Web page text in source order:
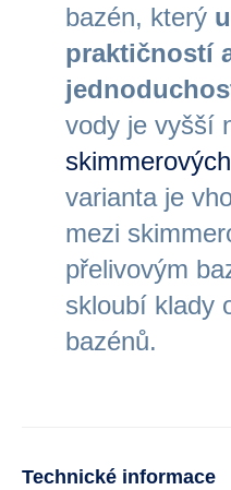
bazén, který
praktičností
vody je vyšší
varianta je
mezi
přelivovým
skloubí klady
bazénů.
Technické informace